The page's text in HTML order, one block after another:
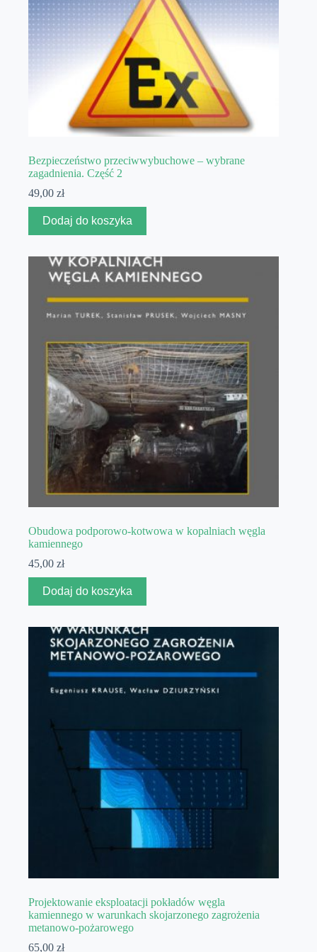
Bezpieczeństwo przeciwwybuchowe – wybrane
zagadnienia. Część 2
49,00 zł
Dodaj do koszyka
Obudowa podporowo-kotwowa w kopalniach węgla
kamiennego
45,00 zł
Dodaj do koszyka
Projektowanie eksploatacji pokładów węgla
kamiennego w warunkach skojarzonego zagrożenia
metanowo-pożarowego
65,00 zł